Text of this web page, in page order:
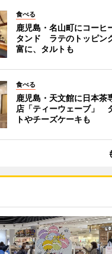
食べる
鹿児島・名山町にコーヒ
タンド ラテのトッピン
富に、タルトも
食べる
鹿児島・天文館に日本茶
店「ティーウェーブ」
トやチーズケーキも